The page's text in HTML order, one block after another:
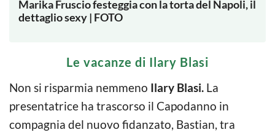
Marika Fruscio festeggia con la torta del Napoli, il
dettaglio sexy | FOTO
Le vacanze di Ilary Blasi
Non si risparmia nemmeno Ilary Blasi. La
presentatrice ha trascorso il Capodanno in
compagnia del nuovo fidanzato, Bastian, tra